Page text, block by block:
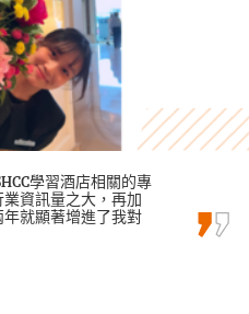
學習酒店相關的專
資訊量之大，再加
年就顯著增進了我對
學習環境和高質素
大提升了我對旅遊
能直升大學。因此
產品管理高級文憑
不同醫療專業領域的
學等，使我獲益良